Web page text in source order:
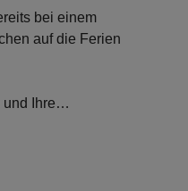
bei einem
auf die Ferien
und Ihre…